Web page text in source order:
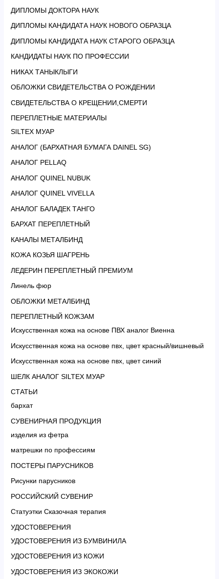
ДИПЛОМЫ ДОКТОРА НАУК
ДИПЛОМЫ КАНДИДАТА НАУК НОВОГО ОБРАЗЦА
ДИПЛОМЫ КАНДИДАТА НАУК СТАРОГО ОБРАЗЦА
КАНДИДАТЫ НАУК ПО ПРОФЕССИИ
НИКАХ ТАНЫКЛЫГИ
ОБЛОЖКИ СВИДЕТЕЛЬСТВА О РОЖДЕНИИ
СВИДЕТЕЛЬСТВА О КРЕЩЕНИИ,СМЕРТИ
ПЕРЕПЛЕТНЫЕ МАТЕРИАЛЫ
SILTEX МУАР
АНАЛОГ (БАРХАТНАЯ БУМАГА DAINEL SG)
АНАЛОГ PELLAQ
АНАЛОГ QUINEL NUBUK
АНАЛОГ QUINEL VIVELLA
АНАЛОГ БАЛАДЕК ТАНГО
БАРХАТ ПЕРЕПЛЕТНЫЙ
КАНАЛЫ МЕТАЛБИНД
КОЖА КОЗЬЯ ШАГРЕНЬ
ЛЕДЕРИН ПЕРЕПЛЕТНЫЙ ПРЕМИУМ
Линель фюр
ОБЛОЖКИ МЕТАЛБИНД
ПЕРЕПЛЕТНЫЙ КОЖЗАМ
Искусственная кожа на основе ПВХ аналог Виенна
Искусственная кожа на основе пвх, цвет красный/вишневый
Искусственная кожа на основе пвх, цвет синий
ШЕЛК АНАЛОГ SILTEX МУАР
СТАТЬИ
бархат
СУВЕНИРНАЯ ПРОДУКЦИЯ
изделия из фетра
матрешки по профессиям
ПОСТЕРЫ ПАРУСНИКОВ
Рисунки парусников
РОССИЙСКИЙ СУВЕНИР
Статуэтки Сказочная терапия
УДОСТОВЕРЕНИЯ
УДОСТОВЕРЕНИЯ ИЗ БУМВИНИЛА
УДОСТОВЕРЕНИЯ ИЗ КОЖИ
УДОСТОВЕРЕНИЯ ИЗ ЭКОКОЖИ